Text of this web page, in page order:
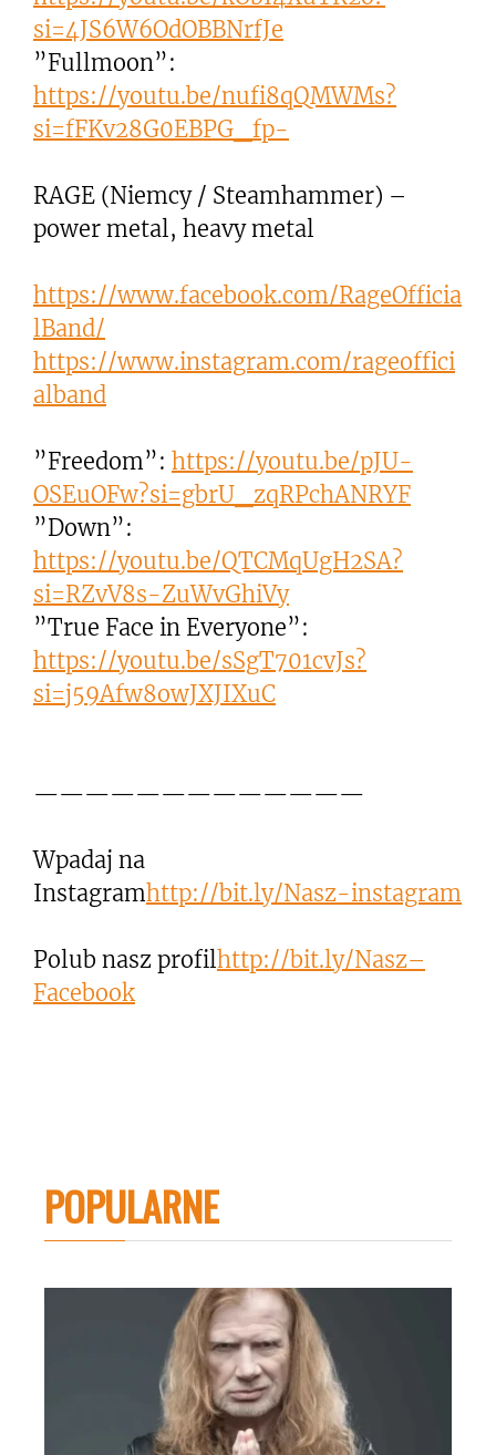
si=4JS6W6OdOBBNrfJe
”Fullmoon”:
https://youtu.be/nufi8qQMWMs?
si=fFKv28G0EBPG_fp-
RAGE (Niemcy / Steamhammer) –
power metal, heavy metal
https://www.facebook.com/RageOfficia
lBand/
https://www.instagram.com/rageoffici
alband
”Freedom”: https://youtu.be/pJU-
OSEuOFw?si=gbrU_zqRPchANRYF
”Down”:
https://youtu.be/QTCMqUgH2SA?
si=RZvV8s-ZuWvGhiVy
”True Face in Everyone”:
https://youtu.be/sSgT701cvJs?
si=j59Afw8owJXJIXuC
—————————————
Wpadaj na
Instagramhttp://bit.ly/Nasz-instagram
Polub nasz profilhttp://bit.ly/Nasz–
Facebook
POPULARNE